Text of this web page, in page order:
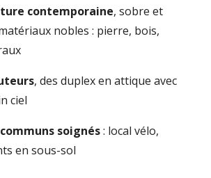
contemporaine, sobre et
nobles : pierre, bois,
, des duplex en attique avec
ciel
soignés: local vélo,
en sous-sol